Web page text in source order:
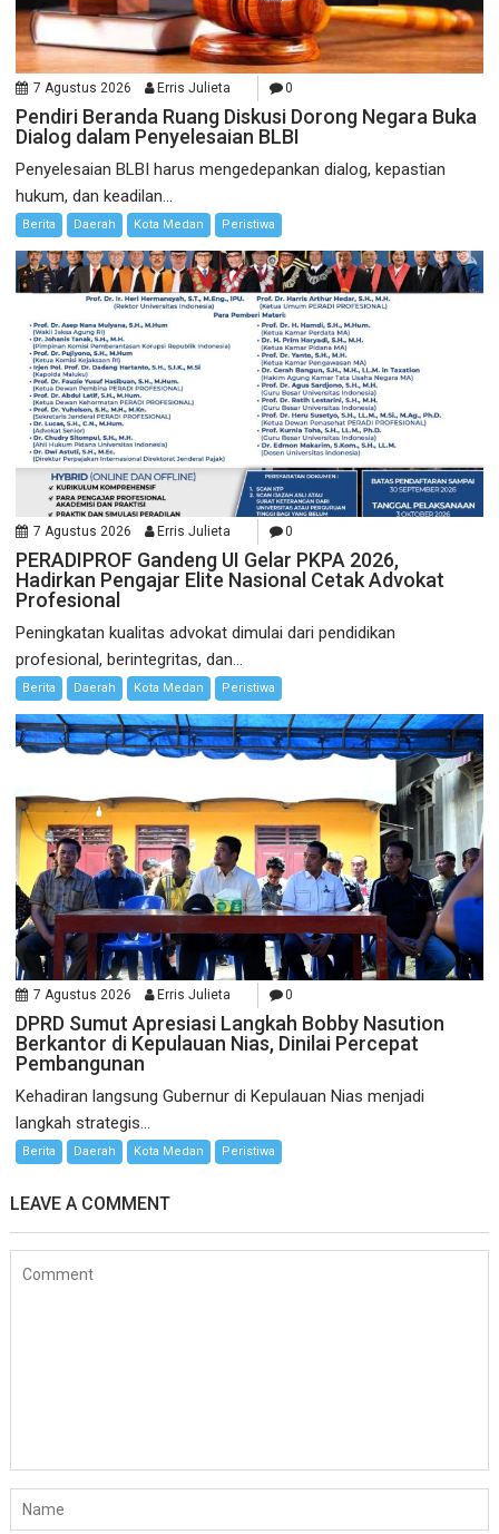
7 Agustus 2026 Erris Julieta 0
Pendiri Beranda Ruang Diskusi Dorong Negara Buka
Dialog dalam Penyelesaian BLBI
Penyelesaian BLBI harus mengedepankan dialog, kepastian
hukum, dan keadilan...
Berita Daerah Kota Medan Peristiwa
7 Agustus 2026 Erris Julieta 0
PERADIPROF Gandeng UI Gelar PKPA 2026,
Hadirkan Pengajar Elite Nasional Cetak Advokat
Profesional
Peningkatan kualitas advokat dimulai dari pendidikan
profesional, berintegritas, dan...
Berita Daerah Kota Medan Peristiwa
7 Agustus 2026 Erris Julieta 0
DPRD Sumut Apresiasi Langkah Bobby Nasution
Berkantor di Kepulauan Nias, Dinilai Percepat
Pembangunan
Kehadiran langsung Gubernur di Kepulauan Nias menjadi
langkah strategis...
Berita Daerah Kota Medan Peristiwa
LEAVE A COMMENT